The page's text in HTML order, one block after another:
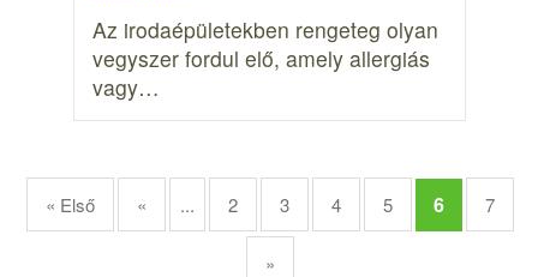
Az irodaépületekben rengeteg olyan
vegyszer fordul elő, amely allergiás
vagy…
« Első « ... 2 3 4 5 6 7
»